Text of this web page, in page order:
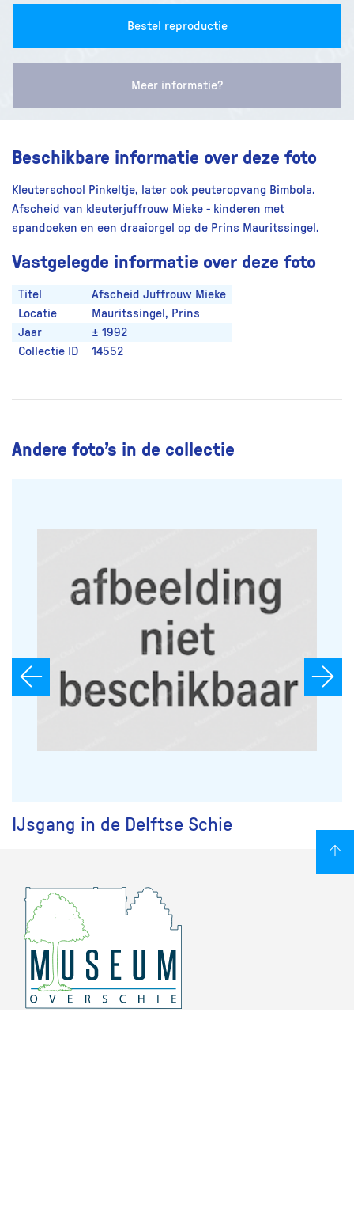
Bestel reproductie
Meer informatie?
Beschikbare informatie over deze foto
Kleuterschool Pinkeltje, later ook peuteropvang Bimbola.
Afscheid van kleuterjuffrouw Mieke - kinderen met
spandoeken en een draaiorgel op de Prins Mauritssingel.
Vastgelegde informatie over deze foto
Titel
Afscheid Juffrouw Mieke
Locatie
Mauritssingel, Prins
Jaar
± 1992
Collectie ID
14552
Andere foto’s in de collectie
IJsgang in de Delftse Schie